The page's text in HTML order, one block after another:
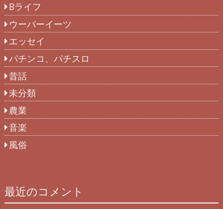
Bライフ
ウーバーイーツ
エッセイ
パチンコ、パチスロ
昔話
未分類
農業
音楽
風俗
最近のコメント